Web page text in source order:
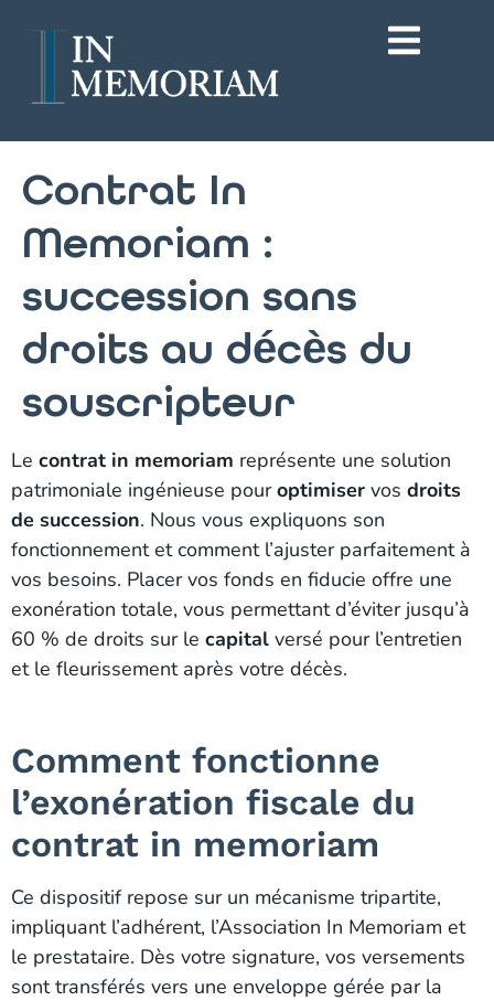
Contrat In
Memoriam :
succession sans
droits au décès du
souscripteur
Le contrat in memoriam représente une solution
patrimoniale ingénieuse pouroptimiser vos droits
de succession. Nous vous expliquons son
fonctionnement et comment l’ajuster parfaitement à
vos besoins. Placer vos fonds en fiducie offre une
exonération totale, vous permettant d’éviter jusqu’à
60 % de droits sur le capital versé pour l’entretien
et le fleurissement après votre décès.
Comment fonctionne
l’exonération fiscale du
contrat in memoriam
Ce dispositif repose sur un mécanisme tripartite,
impliquant l’adhérent, l’Association In Memoriam et
le prestataire. Dès votre signature, vos versements
sont transférés vers une enveloppe gérée par la